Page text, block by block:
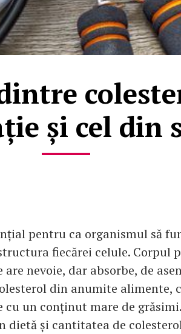
și cel din
pentru ca organismul să
fiecărei celule. Corpul
nevoie, dar absorbe, de
din anumite alimente,
cu un conținut mare de
dietă și cantitatea de